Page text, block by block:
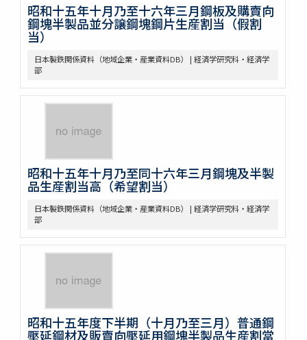
昭和十五年十月乃至十六年三月鋼板及購賣向
鋼塊半製品並分譲鋼塊鋼片生産割当（假割
当）
日本製鉄関係資料（地域企業・産業資料DB） | 経済学研究科・経済学
部
昭和十五年十月乃至同十六年三月鋼塊及半製
品生産割当高（希望割当）
日本製鉄関係資料（地域企業・産業資料DB） | 経済学研究科・経済学
部
昭和十五年度下半期（十月乃至三月）普通鋼
壓延鋼材及販賣向壓延用鋼塊半製品生産割當